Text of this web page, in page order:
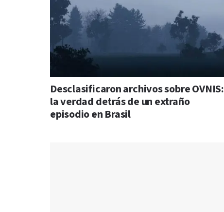
Desclasificaron archivos sobre OVNIS:
la verdad detrás de un extraño
episodio en Brasil